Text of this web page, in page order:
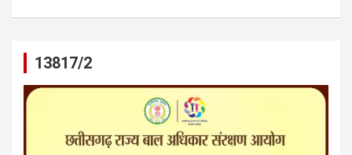
13817/2